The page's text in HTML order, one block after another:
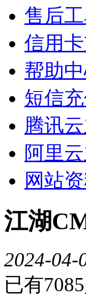
售后
信用
帮助
短信
腾讯
阿里
网站
江湖
2024-04-
已有7085